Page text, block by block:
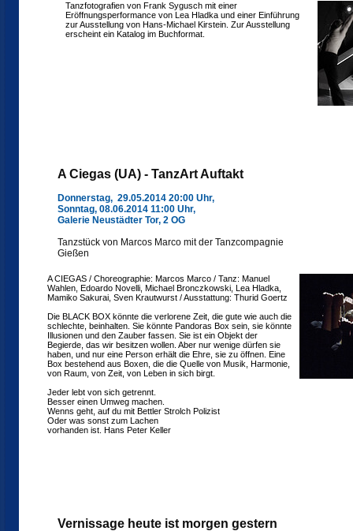
Tanzfotografien von Frank Sygusch mit einer
Eröffnungsperformance von Lea Hladka und einer Einführung
zur Ausstellung von Hans-Michael Kirstein. Zur Ausstellung
erscheint ein Katalog im Buchformat.
A Ciegas (UA) - TanzArt Auftakt
Donnerstag, 29.05.2014 20:00 Uhr,
Sonntag, 08.06.2014 11:00 Uhr,
Galerie Neustädter Tor, 2 OG
Tanzstück von Marcos Marco mit der Tanzcompagnie
Gießen
A CIEGAS / Choreographie: Marcos Marco / Tanz: Manuel
Wahlen, Edoardo Novelli, Michael Bronczkowski, Lea Hladka,
Mamiko Sakurai, Sven Krautwurst / Ausstattung: Thurid Goertz
Die BLACK BOX könnte die verlorene Zeit, die gute wie auch die
schlechte, beinhalten. Sie könnte Pandoras Box sein, sie könnte
Illusionen und den Zauber fassen. Sie ist ein Objekt der
Begierde, das wir besitzen wollen. Aber nur wenige dürfen sie
haben, und nur eine Person erhält die Ehre, sie zu öffnen. Eine
Box bestehend aus Boxen, die die Quelle von Musik, Harmonie,
von Raum, von Zeit, von Leben in sich birgt.
Jeder lebt von sich getrennt.
Besser einen Umweg machen.
Wenns geht, auf du mit Bettler Strolch Polizist
Oder was sonst zum Lachen
vorhanden ist. Hans Peter Keller
Vernissage heute ist morgen gestern